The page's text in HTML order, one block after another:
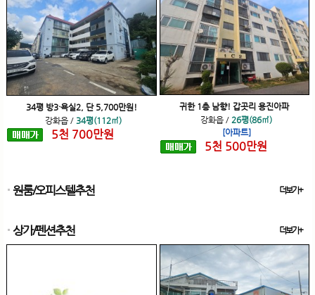
34평 방3·욕실2, 단 5,700만원!
강화읍 / 34평(112㎡)
5천 700만원
귀한 1층 남향! 갑곳리 용진아파
강화읍 / 26평(86㎡)
[아파트]
5천 500만원
원룸/오피스텔추천 더보기+
상가/펜션추천 더보기+